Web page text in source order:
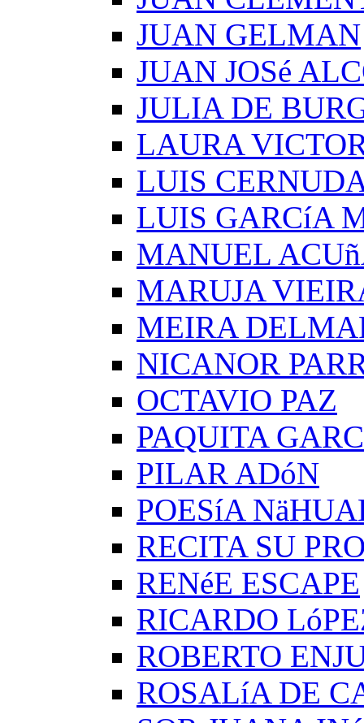
JUAN GELMAN
JUAN JOSé
JULIA DE
LAURA
LUIS
LUIS GARCíA
MANUEL
MARUJA
MEIRA
NICANOR
OCTAVIO PAZ
PAQUITA
PILAR ADóN
POESíA
RECITA SU
RENéE ESCAPE
RICARDO
ROBERTO
ROSALíA DE